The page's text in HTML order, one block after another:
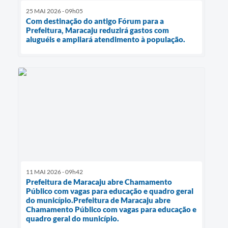
25 MAI 2026 - 09h05
Com destinação do antigo Fórum para a
Prefeitura, Maracaju reduzirá gastos com
aluguéis e ampliará atendimento à população.
11 MAI 2026 - 09h42
Prefeitura de Maracaju abre Chamamento
Público com vagas para educação e quadro geral
do município.Prefeitura de Maracaju abre
Chamamento Público com vagas para educação e
quadro geral do município.